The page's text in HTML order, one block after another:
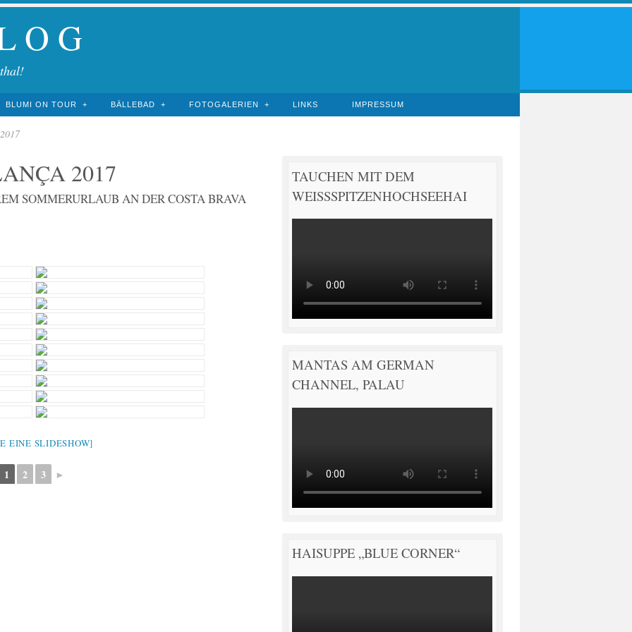
O G
BLUMI ON TOUR BÄLLEBAD FOTOGALERIEN LINKS IMPRESSUM
2017
SOMMERURLAUB AN DER COSTA BRAVA
EINE SLIDESHOW]
1 2 3 ►
TAUCHEN MIT DEM
WEISSSPITZENHOCHSEEHAI
MANTAS AM GERMAN
CHANNEL, PALAU
HAISUPPE „BLUE CORNER“